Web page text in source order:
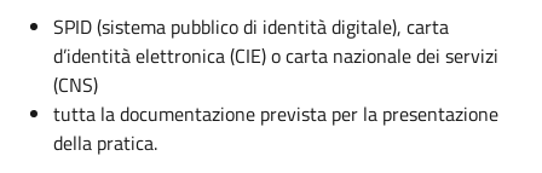
SPID (sistema pubblico di identità digitale), carta
d’identità elettronica (CIE) o carta nazionale dei servizi
(CNS)
tutta la documentazione prevista per la presentazione
della pratica.